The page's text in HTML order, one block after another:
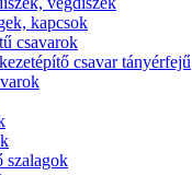
kapcsok
csavarok
csavar tányérfejű
szalagok